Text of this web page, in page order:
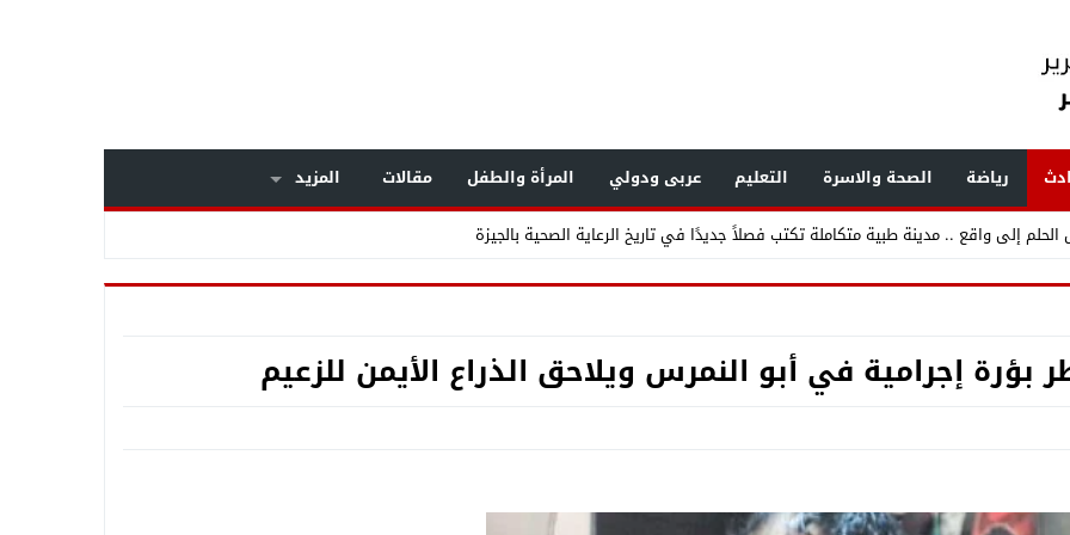
رياضة الصحة والاسرة التعليم عربى ودولي المرأة والطفل مقالات
المزيد
إلى واقع .. مدينة طبية متكاملة تكتب فصلاً جديدًا في تاريخ الرعاية الصحية بالجيزة
الحوامدية العام .. عندما تتحدث الإنجازات يصدر القرار منصفًا لأصحابها
الثقة في رئيس ومعاوني مباحث قسم شرطة الحوامدية ودفع دماء جديدة لدعم المنظومة الأمنيةة متجددة
إجرامية في أبو النمرس ويلاحق الذراع الأيمن للزعيم